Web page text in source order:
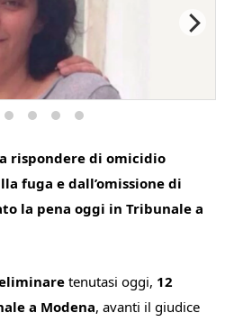
rispondere di omicidio
fuga e dall’omissione di
la pena oggi in Tribunale a
tenutasi oggi, 12
a Modena, avanti il giudice